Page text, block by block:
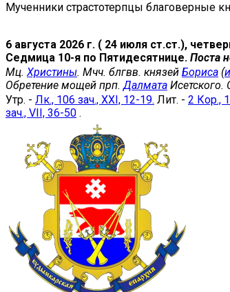
Мученники страстотерпцы благоверные
6 августа 2026 г. ( 24 июля ст.ст.),
Седмица 10-я по Пятидесятнице. Поста
Мц. Христины. Мчч. блгвв. князей Бориса (
Обретение мощей прп.Далмата
Утр. - Лк., 106 зач., XXI, 12-19. Лит. - 2 Кор.,
зач., VII, 36-50 .